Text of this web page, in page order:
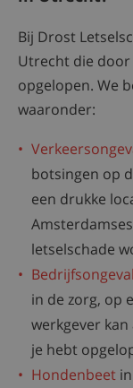
Bij Drost
Utrecht die
opgelopen. We
waaronder:
botsingen op
een drukke
letselschade
in de zorg, op
werkgever
je hebt
Hondenbeet